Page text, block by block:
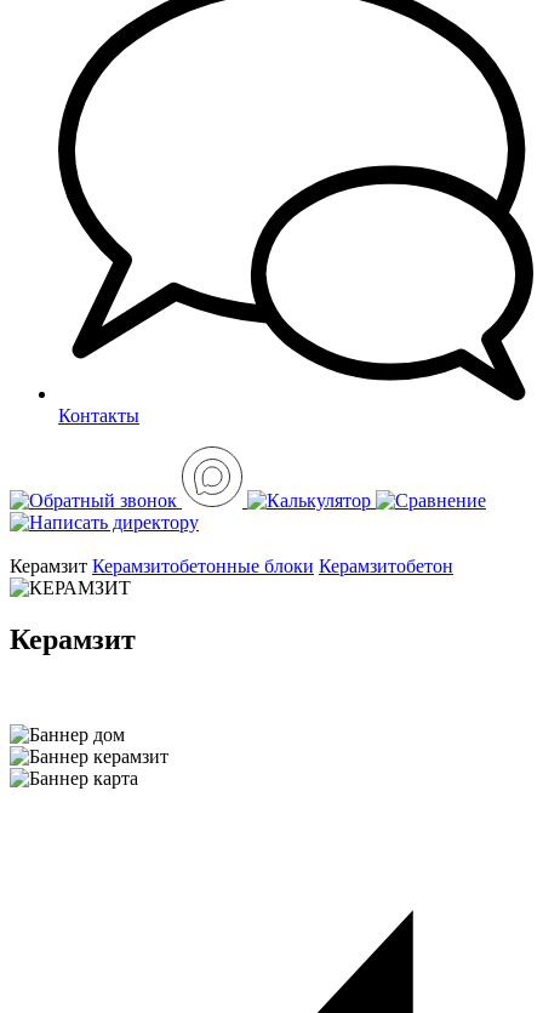
Контакты
Керамзит Керамзитобетонные блоки Керамзитобетон
Керамзит